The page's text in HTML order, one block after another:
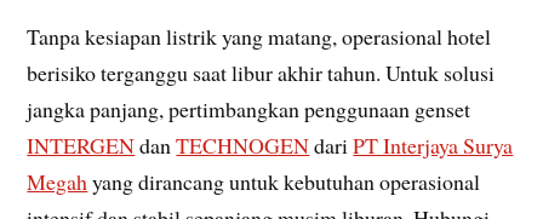
Tanpa kesiapan listrik yang matang, operasional hotel
berisiko terganggu saat libur akhir tahun. Untuk solusi
jangka panjang, pertimbangkan penggunaan genset
INTERGENdanTECHNOGENdariPT Interjaya Surya
Megahyang dirancang untuk kebutuhan operasional